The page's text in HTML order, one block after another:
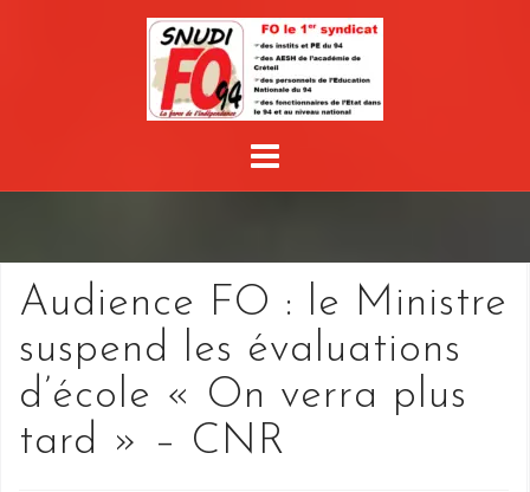
Audience FO : le Ministre
suspend les évaluations
d’école « On verra plus
tard » – CNR